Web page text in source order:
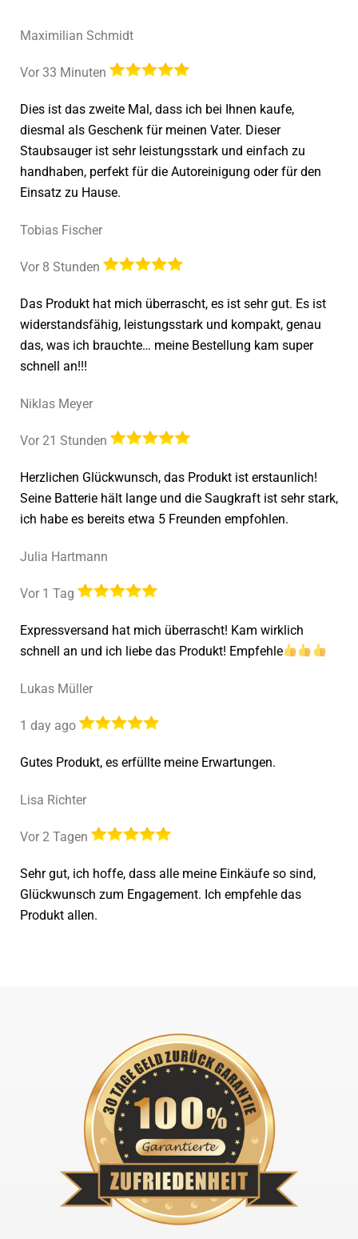
Maximilian Schmidt
Vor 33 Minuten
Dies ist das zweite Mal, dass ich bei Ihnen kaufe,
diesmal als Geschenk für meinen Vater. Dieser
Staubsauger ist sehr leistungsstark und einfach zu
handhaben, perfekt für die Autoreinigung oder für den
Einsatz zu Hause.
Tobias Fischer
Vor 8 Stunden
Das Produkt hat mich überrascht, es ist sehr gut. Es ist
widerstandsfähig, leistungsstark und kompakt, genau
das, was ich brauchte… meine Bestellung kam super
schnell an!!!
Niklas Meyer
Vor 21 Stunden
Herzlichen Glückwunsch, das Produkt ist erstaunlich!
Seine Batterie hält lange und die Saugkraft ist sehr stark,
ich habe es bereits etwa 5 Freunden empfohlen.
Julia Hartmann
Vor 1 Tag
Expressversand hat mich überrascht! Kam wirklich
schnell an und ich liebe das Produkt! Empfehle
Lukas Müller
1 day ago
Gutes Produkt, es erfüllte meine Erwartungen.
Lisa Richter
Vor 2 Tagen
Sehr gut, ich hoffe, dass alle meine Einkäufe so sind,
Glückwunsch zum Engagement. Ich empfehle das
Produkt allen.